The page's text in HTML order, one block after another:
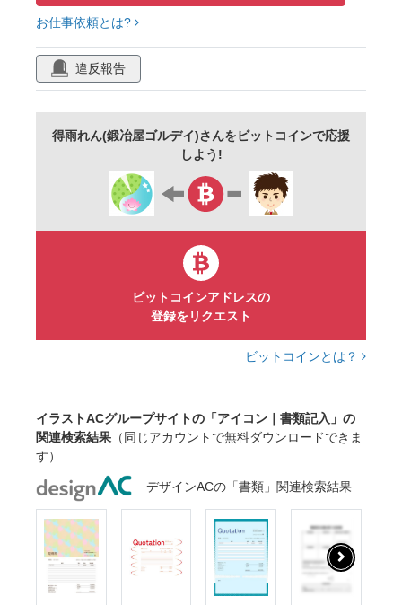
お仕事依頼とは?
違反報告
得雨れん(鍛冶屋ゴルデイ)さんをビットコインで応援
しよう!
ビットコインアドレスの
登録をリクエスト
ビットコインとは？
イラストACグループサイトの「アイコン｜書類記入」の
関連検索結果 （同じアカウントで無料ダウンロードできま
す）
デザインACの「書類」関連検索結果